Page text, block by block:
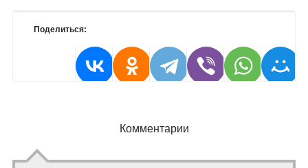
Поделиться:
Комментарии